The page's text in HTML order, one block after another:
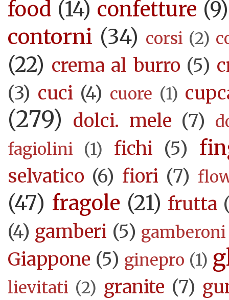
food (14) confetture (9)
contorni (34) corsi (2)
(22) crema al burro (5)
(3) cuci (4) cuore (1)
(279) dolci. mele (7)
fagiolini (1) fichi (5)
selvatico (6) fiori (7)
(47) fragole (21) frutta
(4) gamberi (5) gamberoni
Giappone (5) ginepro (1)
lievitati (2) granite (7)